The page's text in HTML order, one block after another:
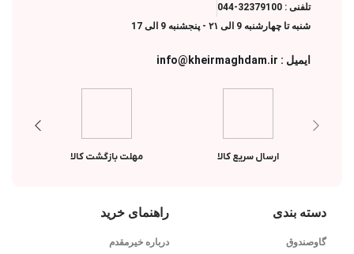
تلفنی : 32379100-044
شنبه تا چهارشنبه 9 الی ۲۱ - پنجشنبه 9 الی 17
ایمیل : info@kheirmaghdam.ir
ارسال سریع کالا مهلت بازگشت کالا
دسته بندی
گاوصندوق
راهنمای خرید
درباره خیرمقدم